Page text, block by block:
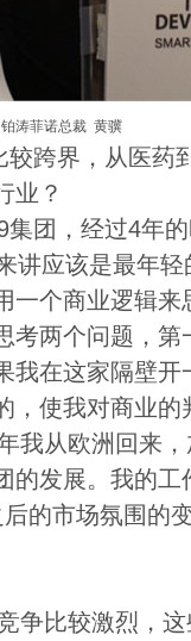
铂涛菲诺总裁 黄骥
跨界，从医药
业？
团，经过4年
讲应该是最年
一个商业逻辑
考两个问题，
我在这家隔壁
，使我对商业
我从欧洲回来
的发展。我的
的市场氛围的
比较激烈，这